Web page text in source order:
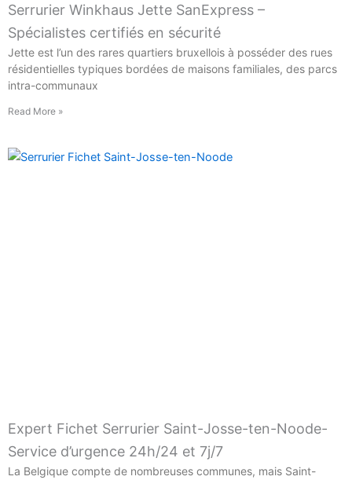
Serrurier Winkhaus Jette SanExpress –
Spécialistes certifiés en sécurité
Jette est l’un des rares quartiers bruxellois à posséder des rues
résidentielles typiques bordées de maisons familiales, des parcs
intra-communaux
Read More »
Expert Fichet Serrurier Saint-Josse-ten-Noode-
Service d’urgence 24h/24 et 7j/7
La Belgique compte de nombreuses communes, mais Saint-